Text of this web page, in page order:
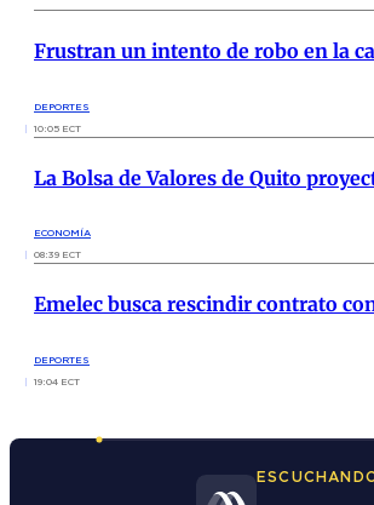
Frustran un intento de robo en la
DEPORTES
10:05 ECT
La Bolsa de Valores de Quito
ECONOMÍA
08:39 ECT
Emelec busca rescindir contrato
DEPORTES
19:04 ECT